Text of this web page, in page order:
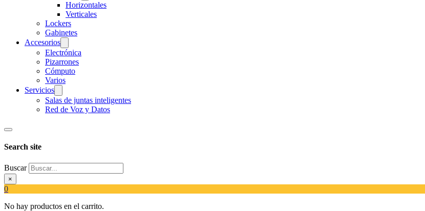
Horizontales
Verticales
Lockers
Gabinetes
Accesorios
Electrónica
Pizarrones
Cómputo
Varios
Servicios
Salas de juntas inteligentes
Red de Voz y Datos
Search site
Buscar
×
0
No hay productos en el carrito.